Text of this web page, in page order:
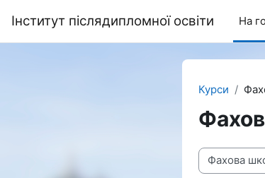
Інститут післядипломної освіти На
Курси
Категорії курсів